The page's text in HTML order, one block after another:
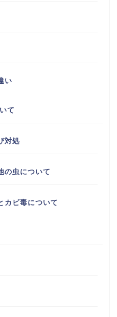
い
て
対処
の虫について
カビ毒について